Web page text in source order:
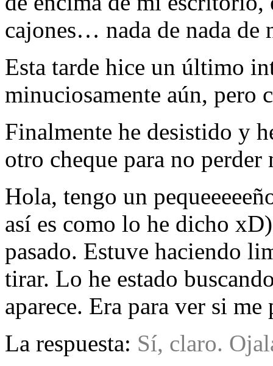
cajones… nada de nada de
Esta tarde hice un último
minuciosamente aún, pero
Finalmente he desistido y
otro cheque para no
Hola, tengo un
así es como lo he dicho
pasado. Estuve haciendo
tirar. Lo he estado
aparece. Era para ver si
La respuesta: Sí, claro.